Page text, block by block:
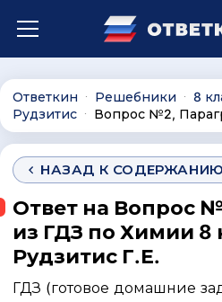
Ответкин ∙ Решебники ∙ 8
Рудзитис ∙ Вопрос №2,
НАЗАД К СОДЕРЖАНИЮ
Ответ на Вопрос
из ГДЗ по Химии 8
Рудзитис Г.Е.
ГДЗ (готовое домашние